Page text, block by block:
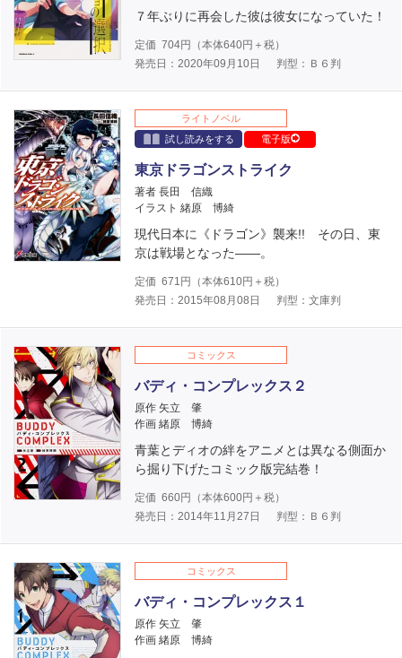
７年ぶりに再会した彼は彼女になっていた！
定価 704円（本体640円＋税）
発売日：2020年09月10日
判型：Ｂ６判
ライトノベル
試し読みをする
電子版
東京ドラゴンストライク
著者 長田 信織
イラスト 緒原 博綺
現代日本に《ドラゴン》襲来!! その日、東
京は戦場となった――。
定価 671 円（本体610円＋税）
発売日：2015年08月08日
判型：文庫判
コミックス
バディ・コンプレックス２
原作 矢立 肇
作画 緒原 博綺
青葉とディオの絆をアニメとは異なる側面か
ら掘り下げたコミック版完結巻！
定価 660円（本体600円＋税）
発売日：2014年11月27日
判型：Ｂ６判
コミックス
バディ・コンプレックス１
原作 矢立 肇
作画 緒原 博綺